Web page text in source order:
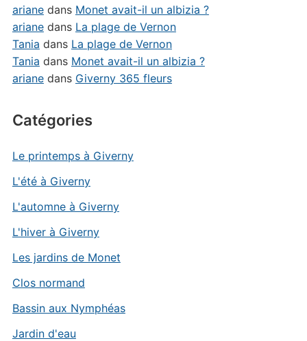
arianedans Monet avait-il un albizia ?
arianedans La plage de Vernon
Tania dans La plage de Vernon
Tania dans Monet avait-il un albizia ?
arianedans Giverny 365 fleurs
Catégories
Le printemps à Giverny
L'été à Giverny
L'automne à Giverny
L'hiver à Giverny
Les jardins de Monet
Clos normand
Bassin aux Nymphéas
Jardin d'eau